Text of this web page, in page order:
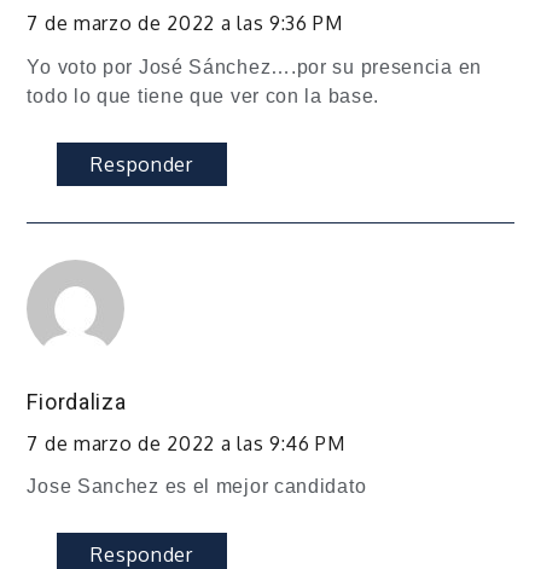
7 de marzo de 2022 a las 9:36 PM
Yo voto por José Sánchez….por su presencia en
todo lo que tiene que ver con la base.
Responder
Fiordaliza
7 de marzo de 2022 a las 9:46 PM
Jose Sanchez es el mejor candidato
Responder